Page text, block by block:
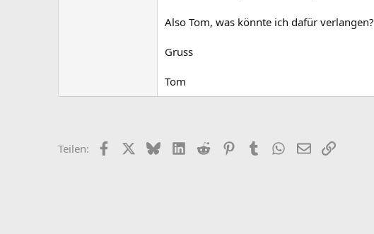
Also Tom, was könnte ich dafür verlangen?
Gruss
Tom
Teilen: Facebook BlueskyLinkedIn
Reddit PinterestTumblr WhatsApp
E-MailLink